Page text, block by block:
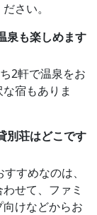
さい。
泉も楽しめます
2軒で温泉をお
宿もありま
別荘はどこです
すめなのは、
せて、ファミ
けなどからお